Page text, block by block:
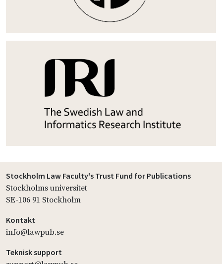
Stockholm Law Faculty's Trust Fund for Publications
Stockholms universitet
SE-106 91 Stockholm
Kontakt
info@lawpub.se
Teknisk support